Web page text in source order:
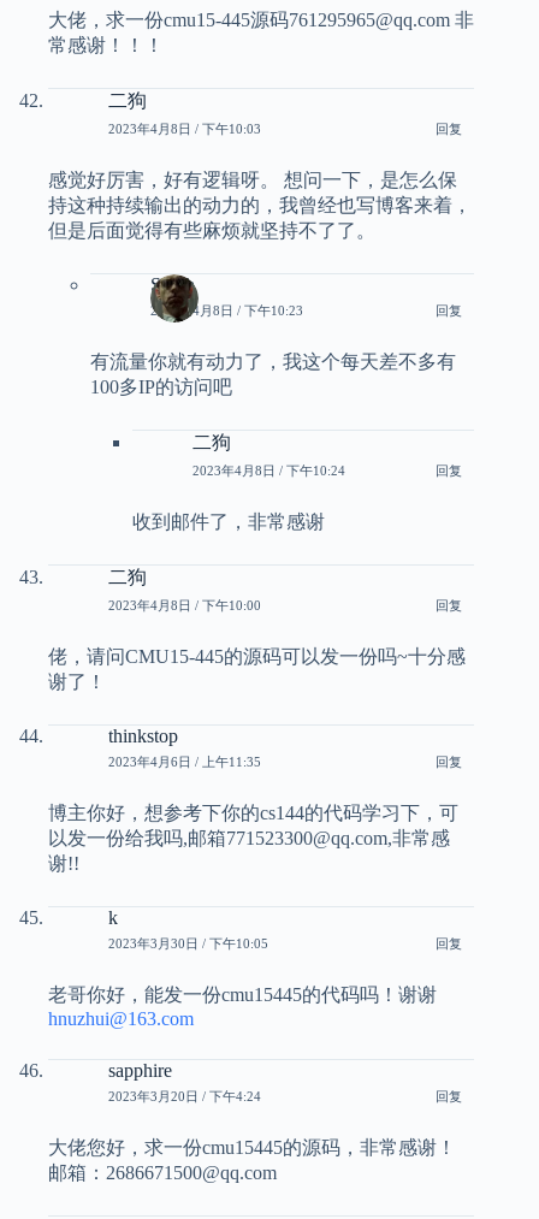
大佬，求一份cmu15-445源码761295965@qq.com 非
常感谢！！！
二狗
2023年4月8日 / 下午10:03 回复
感觉好厉害，好有逻辑呀。 想问一下，是怎么保
持这种持续输出的动力的，我曾经也写博客来着，
但是后面觉得有些麻烦就坚持不了了。
Smith
2023年4月8日 / 下午10:23 回复
有流量你就有动力了，我这个每天差不多有
100多IP的访问吧
二狗
2023年4月8日 / 下午10:24 回复
收到邮件了，非常感谢
二狗
2023年4月8日 / 下午10:00 回复
佬，请问CMU15-445的源码可以发一份吗~十分感
谢了！
thinkstop
2023年4月6日 / 上午11:35 回复
博主你好，想参考下你的cs144的代码学习下，可
以发一份给我吗,邮箱771523300@qq.com,非常感
谢!!
k
2023年3月30日 / 下午10:05 回复
老哥你好，能发一份cmu15445的代码吗！谢谢
hnuzhui@163.com
sapphire
2023年3月20日 / 下午4:24 回复
大佬您好，求一份cmu15445的源码，非常感谢！
邮箱：2686671500@qq.com